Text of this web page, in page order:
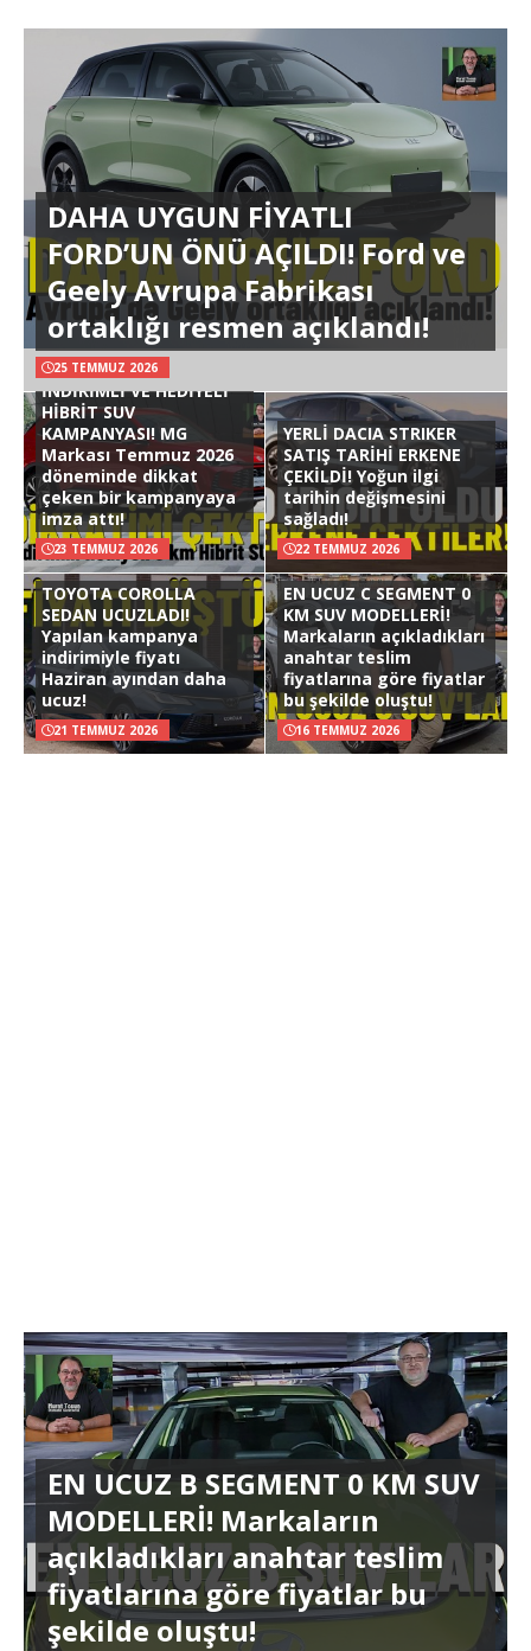
DAHA UYGUN FİYATLI
FORD’UN ÖNÜ AÇILDI! Ford ve
Geely Avrupa Fabrikası
ortaklığı resmen açıklandı!
25 TEMMUZ 2026
İNDİRİMLİ VE HEDİYELİ
HİBRİT SUV
KAMPANYASI! MG
Markası Temmuz 2026
döneminde dikkat
çeken bir kampanyaya
imza attı!
23 TEMMUZ 2026
YERLİ DACIA STRIKER
SATIŞ TARİHİ ERKENE
ÇEKİLDİ! Yoğun ilgi
tarihin değişmesini
sağladı!
22 TEMMUZ 2026
TOYOTA COROLLA
SEDAN UCUZLADI!
Yapılan kampanya
indirimiyle fiyatı
Haziran ayından daha
ucuz!
21 TEMMUZ 2026
EN UCUZ C SEGMENT 0
KM SUV MODELLERİ!
Markaların açıkladıkları
anahtar teslim
fiyatlarına göre fiyatlar
bu şekilde oluştu!
16 TEMMUZ 2026
EN UCUZ B SEGMENT 0 KM SUV
MODELLERİ! Markaların
açıkladıkları anahtar teslim
fiyatlarına göre fiyatlar bu
şekilde oluştu!